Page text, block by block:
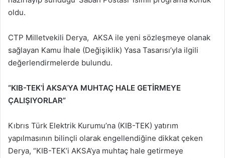
oldu.
CTP Milletvekili Derya, AKSA ile yeni sözleşmeye olanak
sağlayan Kamu İhale (Değişiklik) Yasa Tasarısı’yla ilgili
değerlendirmelerde bulundu.
“KIB-TEK’İ AKSA’YA MUHTAÇ HALE GETİRMEYE
ÇALIŞIYORLAR”
Kıbrıs Türk Elektrik Kurumu’na (KIB-TEK) yatırım
yapılmasının bilinçli olarak engellendiğine dikkat çeken
Derya, “KIB-TEK’i AKSA’ya muhtaç hale getirmeye